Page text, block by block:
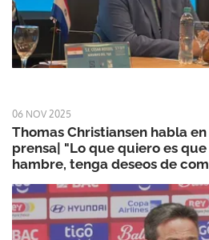
06 NOV 2025
Thomas Christiansen habla
prensa| "Lo que quiero es
hambre, tenga deseos de